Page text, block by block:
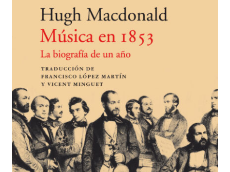
BUSCAR
LISTA DE LIBROS